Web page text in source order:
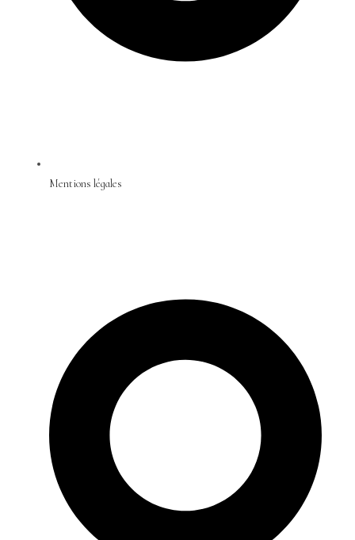
Mentions légales